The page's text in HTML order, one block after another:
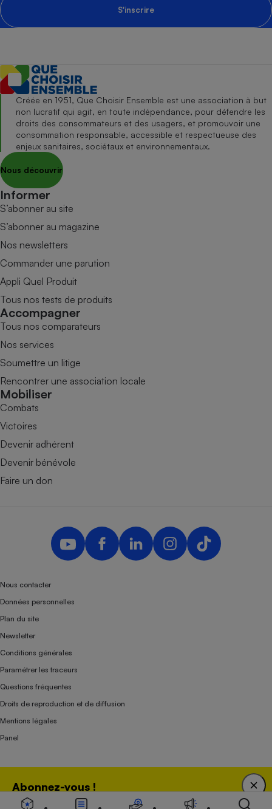
S'inscrire
Abonnez-vous !
Bénéficiez d'une expertise unique tout en soutenant
Créée en 1951, Que Choisir Ensemble est une association à but
non lucratif qui agit, en toute indépendance, pour défendre les
droits des consommateurs et des usagers, et promouvoir une
consommation responsable, accessible et respectueuse des
enjeux sanitaires, sociétaux et environnementaux.
Nous découvrir
Informer
S’abonner au site
S’abonner au magazine
Nos newsletters
Commander une parution
Appli Quel Produit
Tous nos tests de produits
Accompagner
Tous nos comparateurs
Nos services
Soumettre un litige
Rencontrer une association locale
Mobiliser
Combats
Victoires
Devenir adhérent
Devenir bénévole
Faire un don
Nous contacter
Données personnelles
Plan du site
Newsletter
Conditions générales
Paramétrer les traceurs
Questions fréquentes
Droits de reproduction et de diffusion
Mentions légales
Panel
Association indépendante de l’État, des syndicats, des producteurs et des
distributeurs depuis 1951.